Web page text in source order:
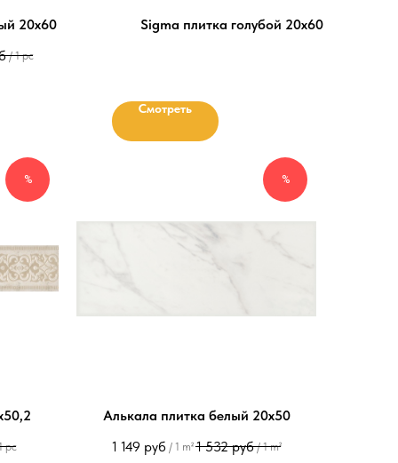
20х60
/ 1 pc
Sigma плитка голубой 20х60
Смотреть
%
pc
%
Алькала плитка белый 20х50
1 149 руб / 1 m² 1 532 руб / 1 m²